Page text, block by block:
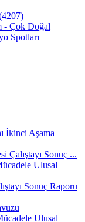
- Çok Doğal
Spotları
İkinci Aşama
Çalıştayı Sonuç ...
Ulusal
Sonuç Raporu
Ulusal